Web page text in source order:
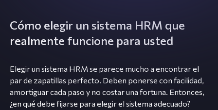
Cómo elegir un sistema HRM que
realmente funcione para usted
Elegir un sistema HRM se parece mucho a encontrar el
par de zapatillas perfecto. Deben ponerse con facilidad,
amortiguar cada paso y no costar una fortuna. Entonces,
¿en qué debe fijarse para elegir el sistema adecuado?